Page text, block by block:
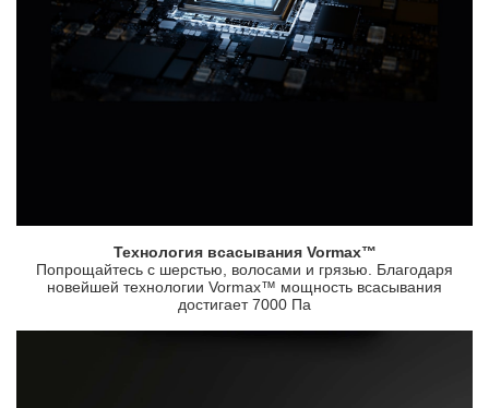
Технология всасывания Vormax™
Попрощайтесь с шерстью, волосами и грязью. Благодаря
новейшей технологии Vormax™ мощность всасывания
достигает 7000 Па